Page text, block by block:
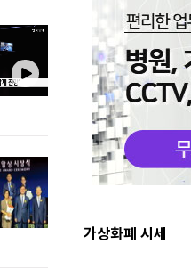
가상화폐 시세